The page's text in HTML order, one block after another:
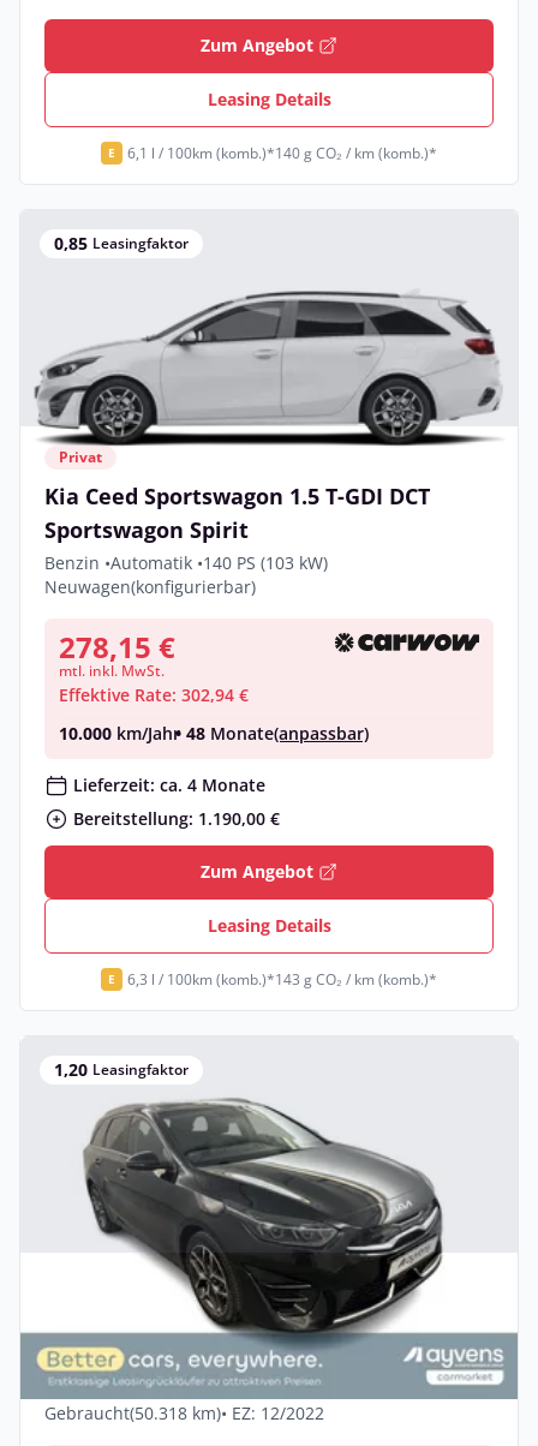
Zum Angebot
Leasing Details
E 6,1 l / 100km (komb.)*140 g CO₂ / km (komb.)*
0,85 Leasingfaktor
Privat
Kia Ceed Sportswagon 1.5 T-GDI DCT
Sportswagon Spirit
Benzin •Automatik •140 PS (103 kW)
Neuwagen(konfigurierbar)
278,15 €
mtl. inkl. MwSt.
Effektive Rate: 302,94 €
10.000 km/Jahr• 48 Monate(anpassbar)
Lieferzeit: ca. 4 Monate
Bereitstellung: 1.190,00 €
Zum Angebot
Leasing Details
E 6,3 l / 100km (komb.)*143 g CO₂ / km (komb.)*
1,20 Leasingfaktor
Privat & Gewerbe
Kia cee'd Platinum Ceed SW 1.6 GDI DCT
OPF
Hybrid •Automatik •105 PS (77 kW)
Gebraucht(50.318 km)• EZ: 12/2022